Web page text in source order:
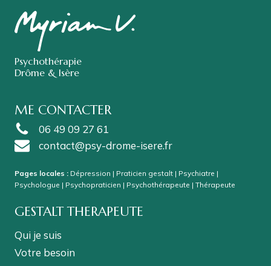
Psychothérapie
Drôme & Isère
ME CONTACTER
06 49 09 27 61
contact@psy-drome-isere.fr
Pages locales : Dépression | Praticien gestalt | Psychiatre |
Psychologue | Psychopraticien | Psychothérapeute | Thérapeute
GESTALT THERAPEUTE
Qui je suis
Votre besoin